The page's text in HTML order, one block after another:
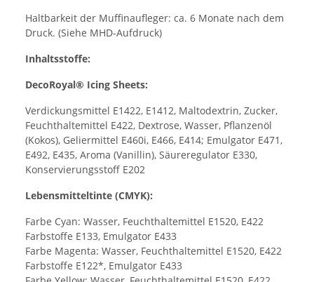
Haltbarkeit der Muffinaufleger: ca. 6 Monate nach dem
Druck. (Siehe MHD-Aufdruck)
Inhaltsstoffe:
DecoRoyal® Icing Sheets:
Verdickungsmittel E1422, E1412, Maltodextrin, Zucker,
Feuchthaltemittel E422, Dextrose, Wasser, Pflanzenöl
(Kokos), Geliermittel E460i, E466, E414; Emulgator E471,
E492, E435, Aroma (Vanillin), Säureregulator E330,
Konservierungsstoff E202
Lebensmitteltinte (CMYK):
Farbe Cyan: Wasser, Feuchthaltemittel E1520, E422
Farbstoffe E133, Emulgator E433
Farbe Magenta: Wasser, Feuchthaltemittel E1520, E422
Farbstoffe E122*, Emulgator E433